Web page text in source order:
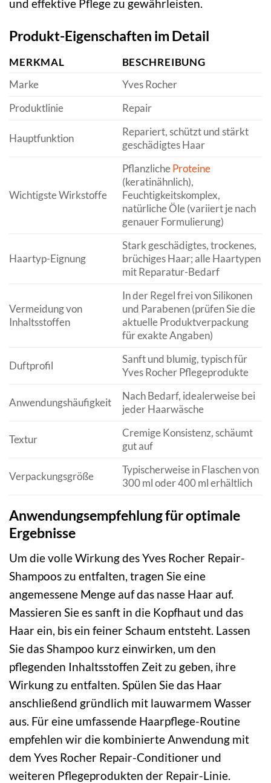
und effektive Pflege zu gewährleisten.
Produkt-Eigenschaften im Detail
MERKMAL
BESCHREIBUNG
Marke
Yves Rocher
Produktlinie
Repair
Hauptfunktion
Repariert, schützt und stärkt
geschädigtes Haar
Wichtigste Wirkstoffe
PflanzlicheProteine
(keratinähnlich),
Feuchtigkeitskomplex,
natürliche Öle (variiert je nach
genauer Formulierung)
Haartyp-Eignung
Stark geschädigtes, trockenes,
brüchiges Haar; alle Haartypen
mit Reparatur-Bedarf
Vermeidung von
Inhaltsstoffen
In der Regel frei von Silikonen
und Parabenen (prüfen Sie die
aktuelle Produktverpackung
für exakte Angaben)
Duftprofil
Sanft und blumig, typisch für
Yves Rocher Pflegeprodukte
Anwendungshäufigkeit
Nach Bedarf, idealerweise bei
jeder Haarwäsche
Textur
Cremige Konsistenz, schäumt
gut auf
Verpackungsgröße
Typischerweise in Flaschen von
300 ml oder 400 ml erhältlich
Anwendungsempfehlung für optimale
Ergebnisse
Um die volle Wirkung des Yves Rocher Repair-
Shampoos zu entfalten, tragen Sie eine
angemessene Menge auf das nasse Haar auf.
Massieren Sie es sanft in die Kopfhaut und das
Haar ein, bis ein feiner Schaum entsteht. Lassen
Sie das Shampoo kurz einwirken, um den
pflegenden Inhaltsstoffen Zeit zu geben, ihre
Wirkung zu entfalten. Spülen Sie das Haar
anschließend gründlich mit lauwarmem Wasser
aus. Für eine umfassende Haarpflege-Routine
empfehlen wir die kombinierte Anwendung mit
dem Yves Rocher Repair-Conditioner und
weiteren Pflegeprodukten der Repair-Linie.